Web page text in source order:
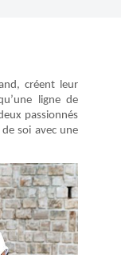
créent leur
ligne de
passionnés
soi avec une